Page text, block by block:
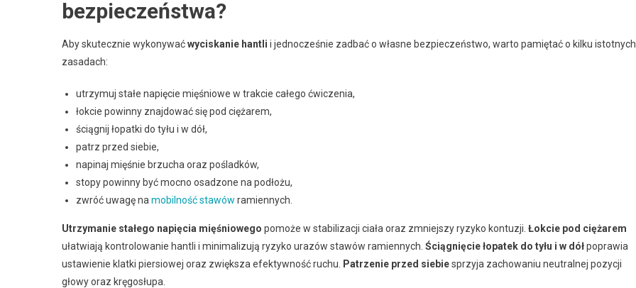
bezpieczeństwa?
Aby skutecznie wykonywaćwyciskanie hantli i jednocześnie zadbać o własne bezpieczeństwo, warto pamiętać o kilku istotnych
zasadach:
utrzymuj stałe napięcie mięśniowe w trakcie całego ćwiczenia,
łokcie powinny znajdować się pod ciężarem,
ściągnij łopatki do tyłu i w dół,
patrz przed siebie,
napinaj mięśnie brzucha oraz pośladków,
stopy powinny być mocno osadzone na podłożu,
zwróć uwagę na mobilność stawów ramiennych.
Utrzymanie stałego napięcia mięśniowego pomoże w stabilizacji ciała oraz zmniejszy ryzyko kontuzji. Łokcie pod ciężarem
ułatwiają kontrolowanie hantli i minimalizują ryzyko urazów stawów ramiennych. Ściągnięcie łopatek do tyłu i w dółpoprawia
ustawienie klatki piersiowej oraz zwiększa efektywność ruchu.
Patrzenie przed siebiesprzyja zachowaniu neutralnej pozycji
głowy oraz kręgosłupa.